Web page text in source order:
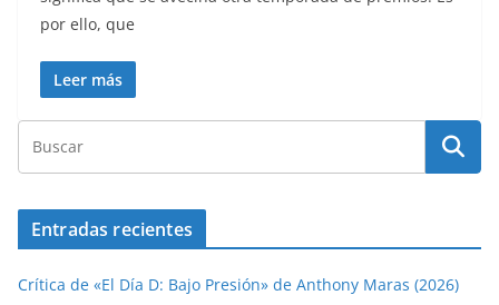
por ello, que
Leer más
Entradas recientes
Crítica de «El Día D: Bajo Presión» de Anthony Maras (2026)